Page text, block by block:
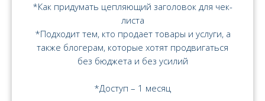
*Как придумать цепляющий заголовок для чек-
листа
*Подходит тем, кто продает товары и услуги, а
также блогерам, которые хотят продвигаться
без бюджета и без усилий
*Доступ – 1 месяц